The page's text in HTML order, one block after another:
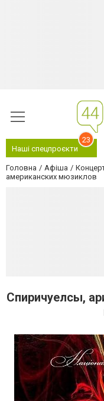
Наші спецпроєкти
23
Головна Афіша
американских мюзиклов
Спиричуелсы,